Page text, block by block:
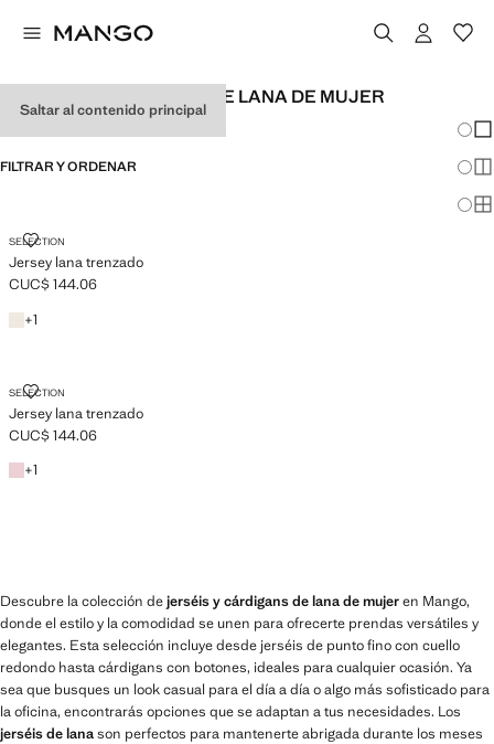
Saltar al contenido principal
JERSÉIS Y CÁRDIGANS DE LANA DE MUJER
FILTRAR Y ORDENAR
SELECTION
Jersey lana trenzado
JERSEY LANA TRENZADO
Precio actual [CUC$ 144.06 ]
CUC$ 144.06
Crudo
+1
+1 color
SELECTION
Jersey lana trenzado
JERSEY LANA TRENZADO
Precio actual [CUC$ 144.06 ]
CUC$ 144.06
Rosa
+1
+1 color
Descubre la colección dejerséis y cárdigans de lana de mujeren Mango,
donde el estilo y la comodidad se unen para ofrecerte prendas versátiles y
elegantes. Esta selección incluye desde jerséis de punto fino con cuello
redondo hasta cárdigans con botones, ideales para cualquier ocasión. Ya
sea que busques un look casual para el día a día o algo más sofisticado para
la oficina, encontrarás opciones que se adaptan a tus necesidades. Los
jerséis de lanason perfectos para mantenerte abrigada durante los meses